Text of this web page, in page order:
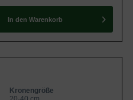
In den Warenkorb
Kronengröße